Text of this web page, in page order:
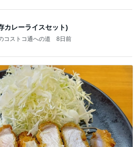
カレーライスセット)
コストコ通への道 8日前